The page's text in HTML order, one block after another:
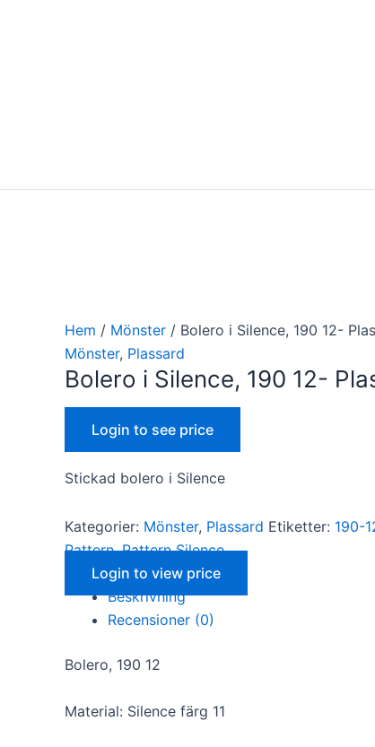
Hem / Mönster / Bolero i Silence, 190 12-
Mönster, Plassard
Bolero i Silence, 190 12-
Login to see price
Stickad bolero i Silence
Kategorier: Mönster, Plassard Etiketter: 190-
Pattern,Pattern Silence
Login to view price
Beskrivning
Recensioner (0)
Bolero, 190 12
Material: Silence färg 11
Nödvändiga
Dessa kakor
går inte att
välja bort. De
över huvud
fungera.